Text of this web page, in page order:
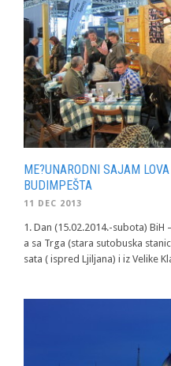
ME?UNARODNI SAJAM
BUDIMPEŠTA
11 DEC 2013
1. Dan (15.02.2014.-subota) BiH
a sa Trga (stara sutobuska
sata ( ispred Ljiljana) i iz Velike